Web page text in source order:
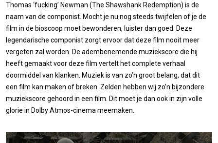
Thomas ‘fucking’ Newman (The Shawshank Redemption) is de
naam van de componist. Mocht je nu nog steeds twijfelen of je de
film in de bioscoop moet bewonderen, luister dan goed. Deze
legendarische componist zorgt ervoor dat deze film nooit meer
vergeten zal worden. De adembenemende muziekscore die hij
heeft gemaakt voor deze film vertelt het complete verhaal
doormiddel van klanken. Muziek is van zo’n groot belang, dat dit
een film kan maken of breken. Zelden hebben wij zo’n bijzondere
muziekscore gehoord in een film. Dit moet je dan ook in zijn volle
glorie in Dolby Atmos-cinema meemaken.